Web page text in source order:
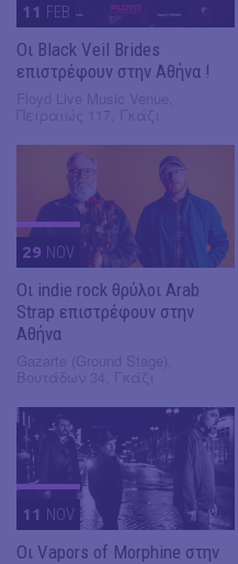
11 FEB
Οι Black Veil Brides
επιστρέφουν στην Αθήνα !
29 NOV
Οι indie rock θρύλοι Arab
Strap επιστρέφουν στην
Αθήνα
11 NOV
Οι Vapors of Morphine στην